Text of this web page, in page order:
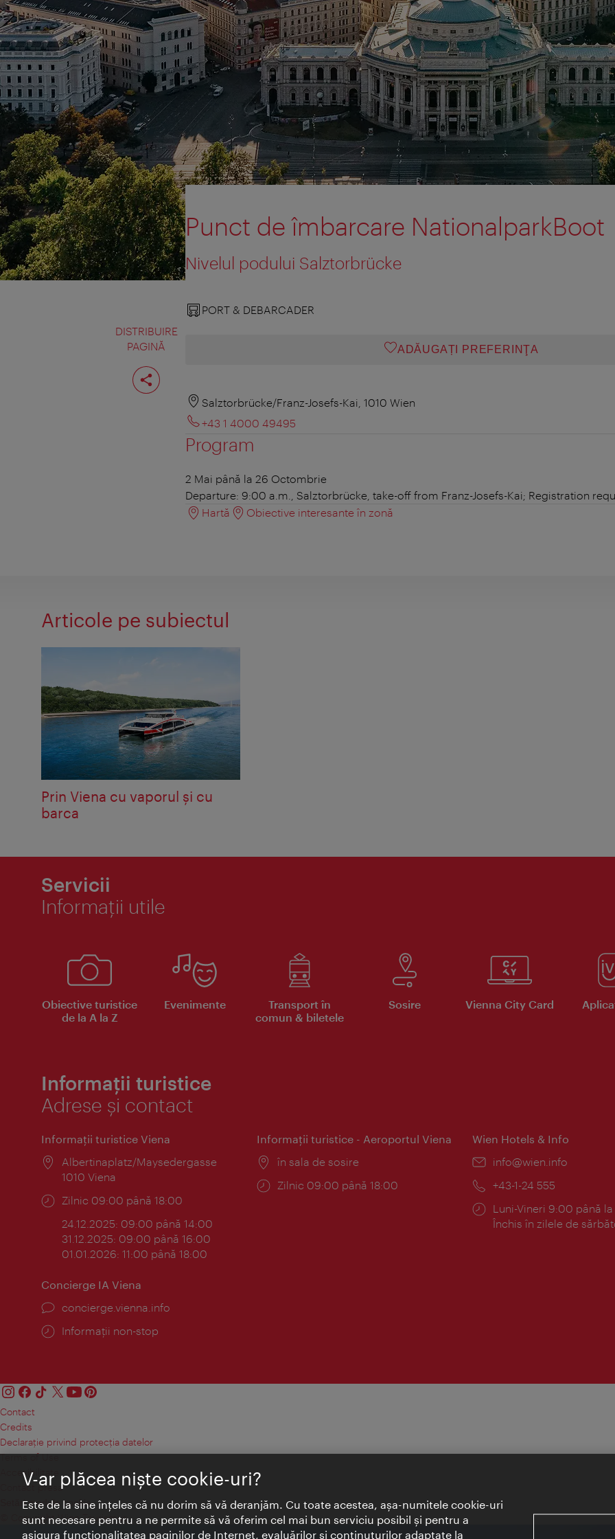
DISTRIBUIRE
PAGINĂ
Distribuiţi
pagina
Punct de îmbarcare NationalparkBoot
Nivelul podului Salztorbrücke
PORT & DEBARCADER
ADĂUGAȚI PREFERINŢA
Salztorbrücke/Franz-Josefs-Kai, 1010 Wien
+43 1 4000 49495
Program
2 Mai până la 26 Octombrie
Departure: 9:00 a.m., Salztorbrücke, take-off from Franz-Josefs-Kai; Registration
Hartă
Obiective interesante în zonă
Articole pe subiectul
Prin Viena cu vaporul şi cu
barca
Servicii
Informaţii utile
Obiective turistice
de la A la Z
Evenimente
Transport în
comun & biletele
Sosire Vienna City Card
Informații turistice
Adrese și contact
Informaţii turistice Viena
Locul:
Albertinaplatz/Maysedergasse
1010 Viena
Program:
Zilnic 09:00 până 18:00
24.12.2025: 09:00 până 14:00
31.12.2025: 09:00 până 16:00
01.01.2026: 11:00 până 18:00
Informaţii turistice - Aeroportul Viena
Locul:
în sala de sosire
Program:
Zilnic 09:00 până 18:00
Wien Hotels & Info
E-
info@wien.info
Telefon:
+43-1-24 555
Program:
Luni-Vineri 9:00 până la
Închis în zilele de
Concierge IA Viena
concierge.vienna.info
Informații non-stop
Contact
Credits
Declaraţie privind protecţia datelor
Terms of Use
Accesibilitate
Contact presa
Setări module cookie
© Copyright Wien Tourismus
V-ar plăcea nişte cookie-uri?
Este de la sine înţeles că nu dorim să vă deranjăm. Cu toate acestea, aşa-numitele cookie-uri
sunt necesare pentru a ne permite să vă oferim cel mai bun serviciu posibil şi pentru a
asigura funcţionalitatea paginilor de Internet, evaluărilor şi conţinuturilor adaptate la